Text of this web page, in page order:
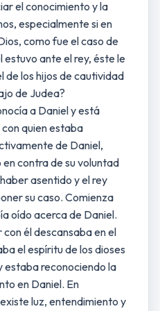
el conocimiento y la
especialmente si en
como fue el caso de
estuvo ante el rey, éste le
de los hijos de cautividad
de Judea?
a Daniel y está
quien estaba
de Daniel,
contra de su voluntad
asentido y el rey
su caso. Comienza
oído acerca de Daniel.
él descansaba en el
el espíritu de los dioses
estaba reconociendo la
en Daniel. En
luz, entendimiento y